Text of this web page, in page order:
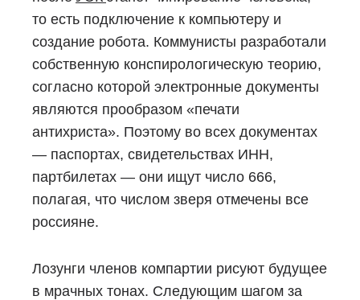
то есть подключение к компьютеру и
создание робота. Коммунисты разработали
собственную конспирологическую теорию,
согласно которой электронные документы
являются прообразом «печати
антихриста». Поэтому во всех документах
— паспортах, свидетельствах ИНН,
партбилетах — они ищут число 666,
полагая, что числом зверя отмечены все
россияне.
Лозунги членов компартии рисуют будущее
в мрачных тонах. Следующим шагом за